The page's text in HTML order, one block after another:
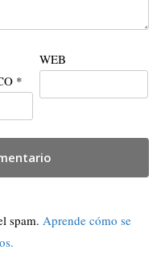
*
WEB
spam. Aprende cómo se